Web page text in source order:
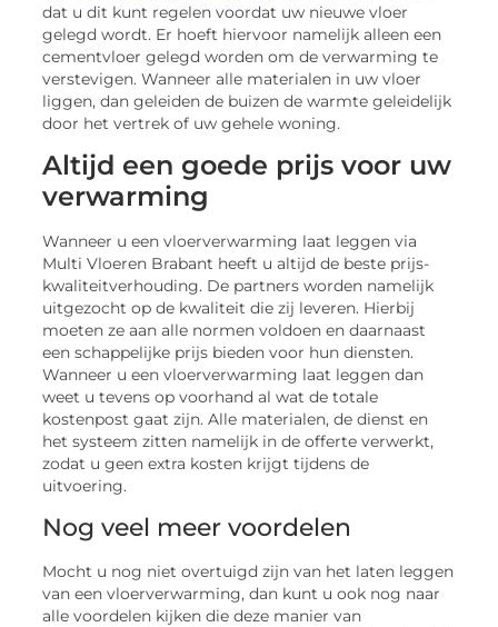
dat u dit kunt regelen voordat uw nieuwe vloer
gelegd wordt. Er hoeft hiervoor namelijk alleen een
cementvloer gelegd worden om de verwarming te
verstevigen. Wanneer alle materialen in uw vloer
liggen, dan geleiden de buizen de warmte geleidelijk
door het vertrek of uw gehele woning.
Altijd een goede prijs voor uw
verwarming
Wanneer u een vloerverwarming laat leggen via
Multi Vloeren Brabant heeft u altijd de beste prijs-
kwaliteitverhouding. De partners worden namelijk
uitgezocht op de kwaliteit die zij leveren. Hierbij
moeten ze aan alle normen voldoen en daarnaast
een schappelijke prijs bieden voor hun diensten.
Wanneer u een vloerverwarming laat leggen dan
weet u tevens op voorhand al wat de totale
kostenpost gaat zijn. Alle materialen, de dienst en
het systeem zitten namelijk in de offerte verwerkt,
zodat u geen extra kosten krijgt tijdens de
uitvoering.
Nog veel meer voordelen
Mocht u nog niet overtuigd zijn van het laten leggen
van een vloerverwarming, dan kunt u ook nog naar
alle voordelen kijken die deze manier van